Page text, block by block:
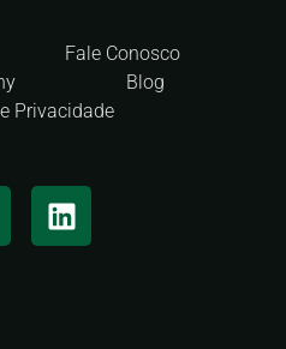
Fale Conosco
Blog
Privacidade